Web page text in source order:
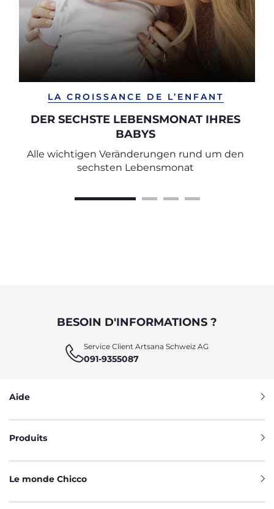
LA CROISSANCE DE L’ENFANT
DER SECHSTE LEBENSMONAT IHRES
BABYS
Alle wichtigen Veränderungen rund um den
sechsten Lebensmonat
BESOIN D'INFORMATIONS ?
Service Client Artsana Schweiz AG
091-9355087
Aide
Produits
Le monde Chicco